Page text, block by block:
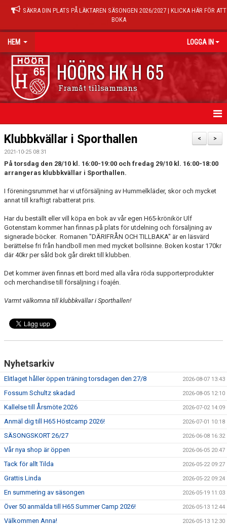
SÄKRA DIN PLATS PÅ LÄKTAREN SÄSONGEN 2026/2027 | KLICKA HÄR FÖR ATT
BOKA
HEM LOGGA IN
HÖÖRS HK H 65
Framåt tillsammans
HEM
NYHETER
KALENDER
MATCHER
TRÄNINGSTIDER
MEDLEMSAVGIFTER 2026/2027
HANDBOLLSAKADEMIN
IDROTTSFÖRSÄKRINGAR
>
<
Klubbkvällar i Sporthallen
2021-10-25 08:31
På torsdag den 28/10 kl. 16:00-19:00 och fredag 29/10 kl. 16:00-18:00
arrangeras klubbkvällar i Sporthallen.
I föreningsrummet har vi utförsäljning av Hummelkläder, skor och mycket
annat till kraftigt rabatterat pris.
Har du beställt eller vill köpa en bok av vår egen H65-krönikör Ulf
Gotenstam kommer han finnas på plats för utdelning och försäljning av
signerade böcker. Romanen "DÄRIFRÅN OCH TILLBAKA" är en läsvärd
berättelse fri från handboll men med mycket bollsinne. Boken kostar 170kr
där 40kr per såld bok går direkt till klubben.
Det kommer även finnas ett bord med alla våra röda supporterprodukter
och merchandise till försäljning i foajén.
Varmt välkomna till klubbkvällar i Sporthallen!
Nyhetsarkiv
Elitlaget håller öppen träning torsdagen den 27/8 2026-08-07 13:43
Fossum Schultz skadad 2026-08-05 12:10
Kallelse till Årsmöte 2026 2026-07-02 14:09
Anmäl dig till H65 Höstcamp 2026! 2026-07-01 10:18
SÄSONGSKORT 26/27 2026-06-08 16:32
Vår nya shop är öppen 2026-06-05 20:47
Tack för allt Tilda 2026-05-22 09:27
Grattis Linda 2026-05-22 09:24
En summering av säsongen 2026-05-19 11:03
Över 50 anmälda till H65 Summer Camp 2026! 2026-05-13 12:44
Välkommen Anna! 2026-05-13 12:30